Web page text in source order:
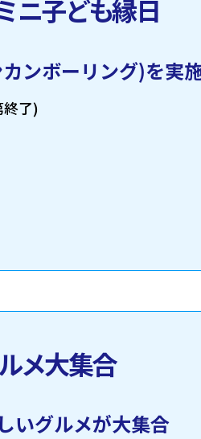
ニ子ども縁日
ンボーリング)を実
終了)
メ大集合
いグルメが大集合